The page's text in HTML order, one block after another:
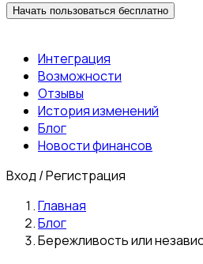
Начать пользоваться бесплатно
Интеграция
Возможности
Отзывы
История изменений
Блог
Новости финансов
Вход / Регистрация
Главная
Блог
Бережливость или